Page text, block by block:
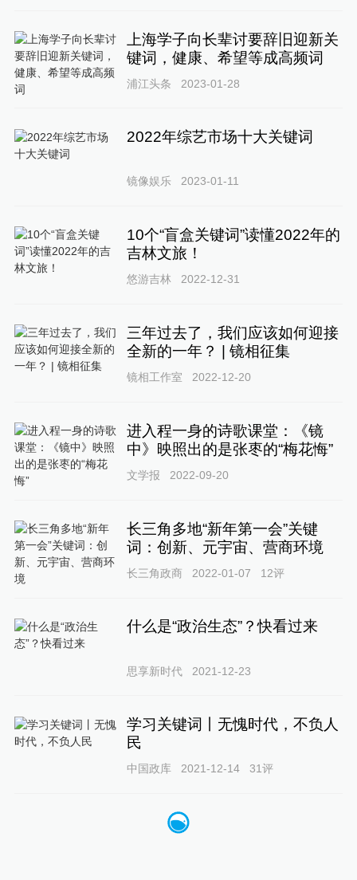
上海学子向长辈讨要辞旧迎新关
键词，健康、希望等成高频词
浦江头条 2023-01-28
2022年综艺市场十大关键词
镜像娱乐 2023-01-11
10个“盲盒关键词”读懂2022年的
吉林文旅！
悠游吉林 2022-12-31
三年过去了，我们应该如何迎接
全新的一年？ | 镜相征集
镜相工作室 2022-12-20
进入程一身的诗歌课堂：《镜
中》映照出的是张枣的“梅花悔”
文学报 2022-09-20
长三角多地“新年第一会”关键
词：创新、元宇宙、营商环境
长三角政商 2022-01-07 12评
什么是“政治生态”？快看过来​​​​​​​
思享新时代 2021-12-23
学习关键词丨无愧时代，不负人
民
中国政库 2021-12-14 31评